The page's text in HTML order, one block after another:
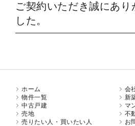
ご契約いただき誠にあり
した。
ホーム
会
物件一覧
新
中古戸建
マ
売地
不
売りたい人・買いたい人
お